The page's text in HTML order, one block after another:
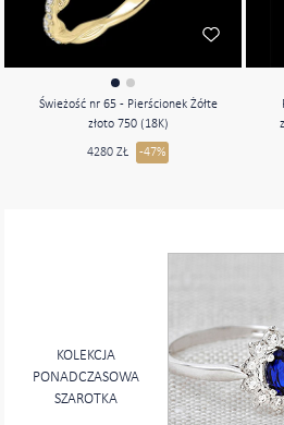
Świeżość nr 65 - Pierścionek Żółte
złoto 750 (18K)
4280 ZŁ -47%
KOLEKCJA
PONADCZASOWA
SZAROTKA